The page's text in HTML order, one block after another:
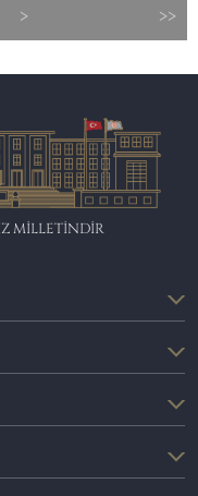
> >>
MİLLETİNDİR